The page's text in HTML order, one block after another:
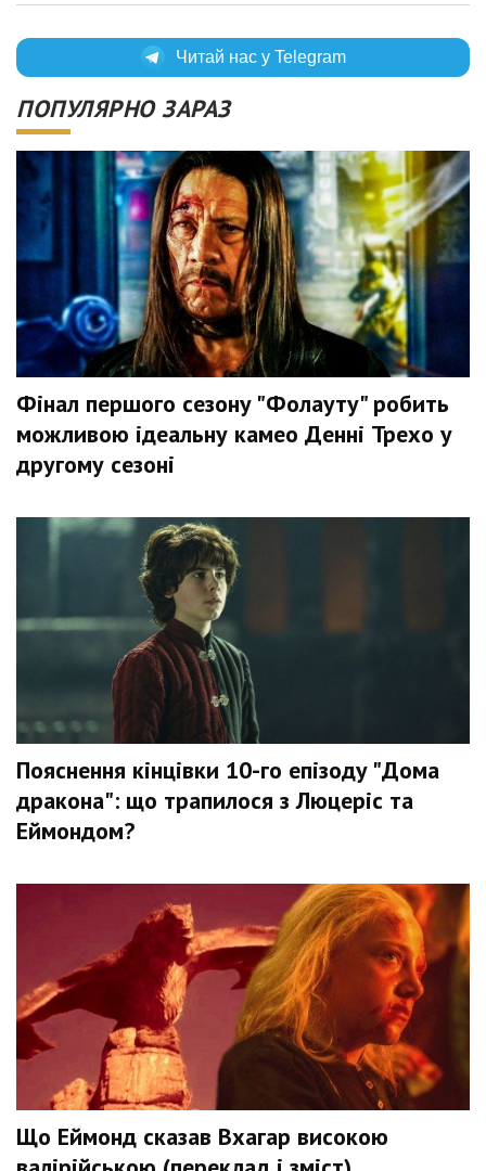
Читай нас у Telegram
ПОПУЛЯРНО ЗАРАЗ
Фінал першого сезону "Фолауту" робить
можливою ідеальну камео Денні Трехо у
другому сезоні
Пояснення кінцівки 10-го епізоду "Дома
дракона": що трапилося з Люцеріс та
Еймондом?
Що Еймонд сказав Вхагар високою